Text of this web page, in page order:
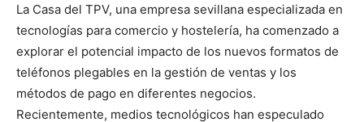
La Casa del TPV, una empresa sevillana especializada en
tecnologías para comercio y hostelería, ha comenzado a
explorar el potencial impacto de los nuevos formatos de
teléfonos plegables en la gestión de ventas y los
métodos de pago en diferentes negocios.
Recientemente, medios tecnológicos han especulado